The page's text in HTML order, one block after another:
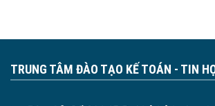
TRUNG TÂM ĐÀO TẠO KẾ TOÁN - TIN